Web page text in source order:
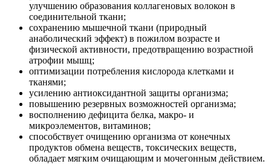
улучшению образования коллагеновых волокон в
соединительной ткани;
сохранению мышечной ткани (природный
анаболический эффект) в пожилом возрасте и
физической активности, предотвращению возрастной
атрофии мышц;
оптимизации потребления кислорода клетками и
тканями;
усилению антиоксидантной защиты организма;
повышению резервных возможностей организма;
восполнению дефицита белка, макро- и
микроэлементов, витаминов;
способствует очищению организма от конечных
продуктов обмена веществ, токсических веществ,
обладает мягким очищающим и мочегонным действием.